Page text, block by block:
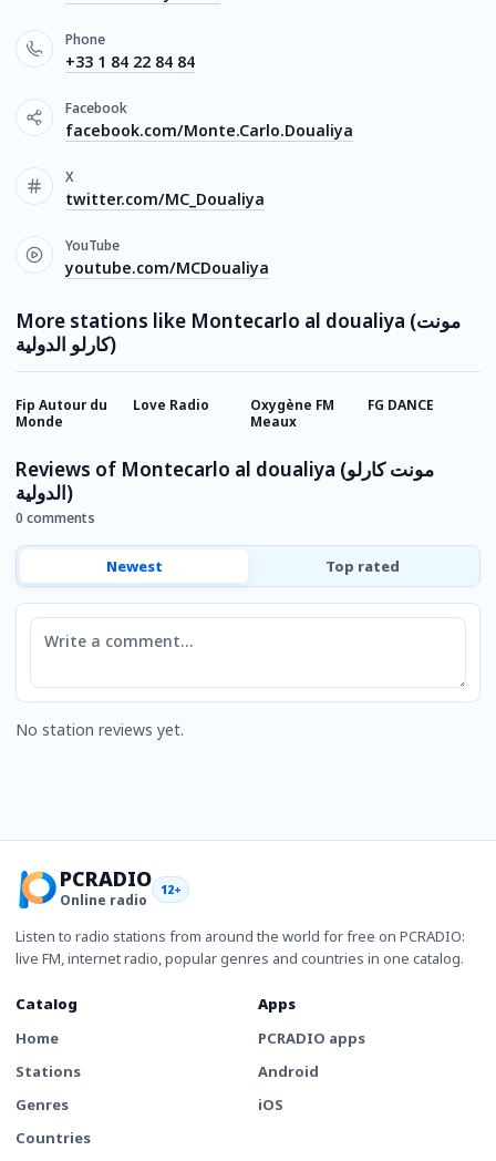
Phone
+33 1 84 22 84 84
Facebook
facebook.com/Monte.Carlo.Doualiya
X
twitter.com/MC_Doualiya
YouTube
youtube.com/MCDoualiya
More stations like Montecarlo al doualiya (مونت
كارلو الدولية)
Fip Autour du
Monde
Love Radio
Oxygène FM
Meaux
FG DANCE
Reviews of Montecarlo al doualiya (مونت كارلو
الدولية)
0 comments
Newest Top rated
Comment
No station reviews yet.
PCRADIO
Online radio
12+
Listen to radio stations from around the world for free on PCRADIO:
live FM, internet radio, popular genres and countries in one catalog.
Catalog
Home
Stations
Genres
Countries
Apps
PCRADIO apps
Android
iOS